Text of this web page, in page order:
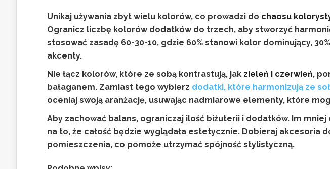
Unikaj używania zbyt wielu kolorów, co prowadzi do chaosu
Ogranicz liczbę kolorów dodatków do trzech, aby stworzyć
stosować zasadę 60-30-10, gdzie 60% stanowi kolor dominujący,
akcenty.
Nie łącz kolorów, które ze sobą kontrastują, jak zieleń i czerwień,
bałaganem. Zamiast tego wybierz dodatki, które harmonizują ze
oceniaj swoją aranżację, usuwając nadmiarowe elementy, które
Aby zachować balans, ograniczaj ilość biżuterii i dodatków. Im
na to, że całość będzie wyglądała estetycznie. Dobieraj akcesoria
pomieszczenia, co pomoże utrzymać spójność stylistyczną.